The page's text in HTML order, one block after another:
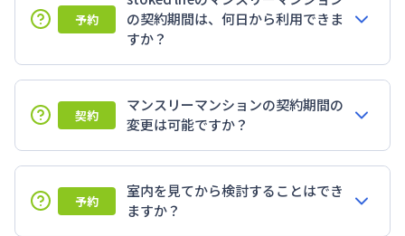
予約
の契約期間は、何日から利用できま
すか？
契約
マンスリーマンションの契約期間の
変更は可能ですか？
予約
室内を見てから検討することはでき
ますか？